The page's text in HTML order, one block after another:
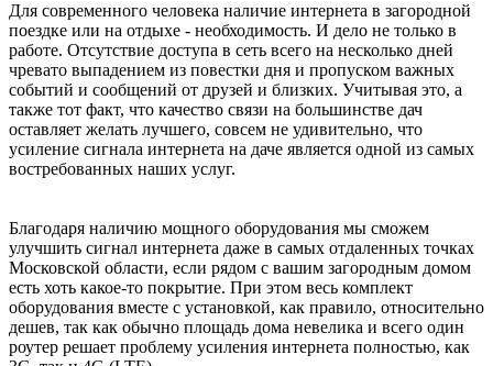
Для современного человека наличие интернета в загородной
поездке или на отдыхе - необходимость. И дело не только в
работе. Отсутствие доступа в сеть всего на несколько дней
чревато выпадением из повестки дня и пропуском важных
событий и сообщений от друзей и близких. Учитывая это, а
также тот факт, что качество связи на большинстве дач
оставляет желать лучшего, совсем не удивительно, что
усиление сигнала интернета на даче является одной из самых
востребованных наших услуг.
Благодаря наличию мощного оборудования мы сможем
улучшить сигнал интернета даже в самых отдаленных точках
Московской области, если рядом с вашим загородным домом
есть хоть какое-то покрытие. При этом весь комплект
оборудования вместе с установкой, как правило, относительно
дешев, так как обычно площадь дома невелика и всего один
роутер решает проблему усиления интернета полностью, как